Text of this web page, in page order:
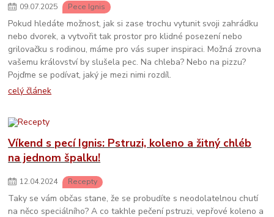
09.07.2025 Pece Ignis
Pokud hledáte možnost, jak si zase trochu vytunit svoji zahrádku
nebo dvorek, a vytvořit tak prostor pro klidné posezení nebo
grilovačku s rodinou, máme pro vás super inspiraci. Možná zrovna
vašemu království by slušela pec. Na chleba? Nebo na pizzu?
Pojďme se podívat, jaký je mezi nimi rozdíl.
celý článek
Víkend s pecí Ignis: Pstruzi, koleno a žitný chléb
na jednom špalku!
12.04.2024 Recepty
Taky se vám občas stane, že se probudíte s neodolatelnou chutí
na něco speciálního? A co takhle pečení pstruzi, vepřové koleno a